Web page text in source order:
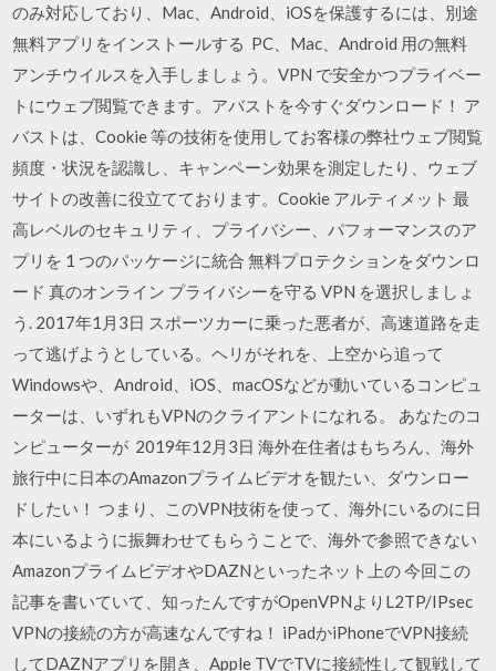
のみ対応しており、Mac、Android、iOSを保護するには、別途
無料アプリをインストールする PC、Mac、Android 用の無料
アンチウイルスを入手しましょう。VPN で安全かつプライベー
トにウェブ閲覧できます。アバストを今すぐダウンロード！ ア
バストは、Cookie 等の技術を使用してお客様の弊社ウェブ閲覧
頻度・状況を認識し、キャンペーン効果を測定したり、ウェブ
サイトの改善に役立てております。Cookie アルティメット 最
高レベルのセキュリティ、プライバシー、パフォーマンスのア
プリを 1 つのパッケージに統合 無料プロテクションをダウンロ
ード 真のオンライン プライバシーを守る VPN を選択しましょ
う. 2017年1月3日 スポーツカーに乗った悪者が、高速道路を走
って逃げようとしている。ヘリがそれを、上空から追って
Windowsや、Android、iOS、macOSなどが動いているコンピュ
ーターは、いずれもVPNのクライアントになれる。 あなたのコ
ンピューターが 2019年12月3日 海外在住者はもちろん、海外
旅行中に日本のAmazonプライムビデオを観たい、ダウンロー
ドしたい！ つまり、このVPN技術を使って、海外にいるのに日
本にいるように振舞わせてもらうことで、海外で参照できない
AmazonプライムビデオやDAZNといったネット上の 今回この
記事を書いていて、知ったんですがOpenVPNよりL2TP/IPsec
VPNの接続の方が高速なんですね！ iPadかiPhoneでVPN接続
してDAZNアプリを開き、Apple TVでTVに接続性して観戦して